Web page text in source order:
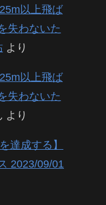
以上飛ば
失わないた
より
以上飛ば
失わないた
より
達成する】
2023/09/01